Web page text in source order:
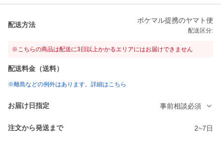
配送方法
ポケマル提携のヤマト便
配送区分:
※こちらの商品は配送に3日以上かかるエリアにはお届けできません
配送料金（送料）
※離島などの例外はあります。詳細はこちら
お届け日指定 事前相談必須
注文から発送まで 2~7日